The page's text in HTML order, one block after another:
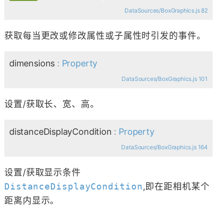
DataSources/BoxGraphics.js 82
获取每当更改或修改属性或子属性时引发的事件。
dimensions : Property
DataSources/BoxGraphics.js 101
设置/获取长、宽、高。
distanceDisplayCondition : Property
DataSources/BoxGraphics.js 164
设置/获取显示条件
DistanceDisplayCondition,即在距相机某个
距离内显示。